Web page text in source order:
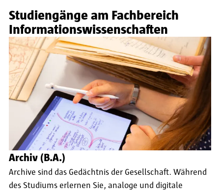
Studiengänge am Fachbereich
Informationswissenschaften
Archiv (B.A.)
Archive sind das Gedächtnis der Gesellschaft. Während
des Studiums erlernen Sie, analoge und digitale